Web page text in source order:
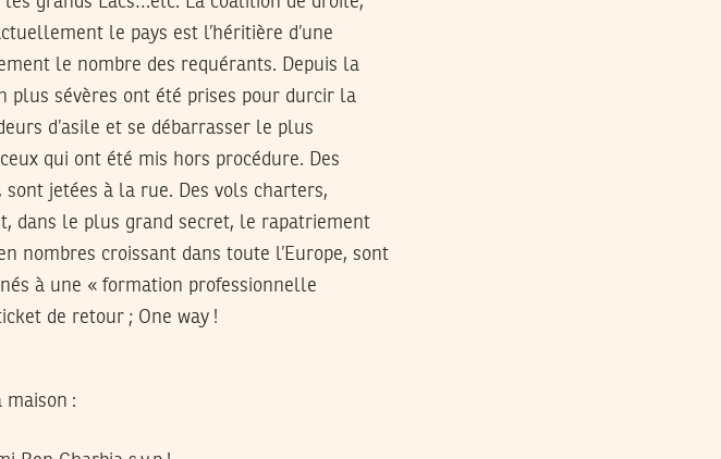
le pays est l’héritière d’une
le nombre des requérants. Depuis la
plus sévères ont été prises pour durcir la
d’asile et se débarrasser le plus
qui ont été mis hors procédure. Des
jetées à la rue. Des vols charters,
dans le plus grand secret, le rapatriement
nombres croissant dans toute l’Europe, sont
à une « formation professionnelle
de retour ; One way !
maison :